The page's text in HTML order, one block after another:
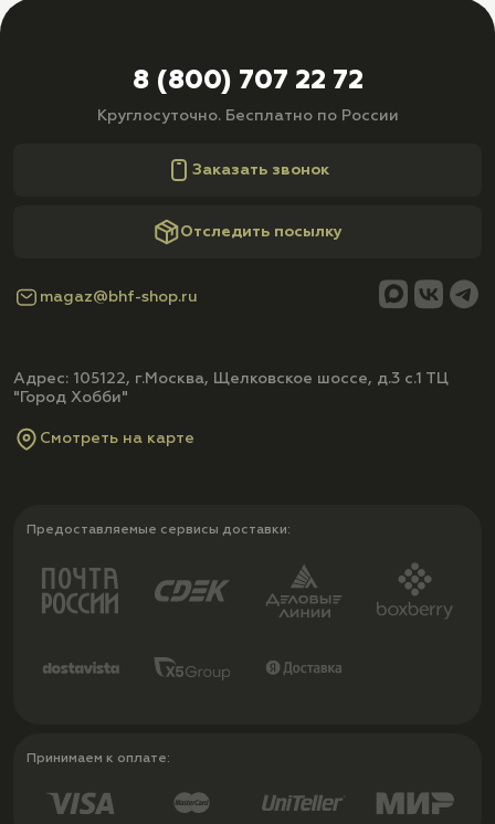
8 (800) 707 22 72
Круглосуточно. Бесплатно по России
Заказать звонок
Отследить посылку
magaz@bhf-shop.ru
Адрес: 105122, г.Москва, Щелковское шоссе, д.3 с.1 ТЦ
"Город Хобби"
Смотреть на карте
Предоставляемые сервисы доставки:
Принимаем к оплате: